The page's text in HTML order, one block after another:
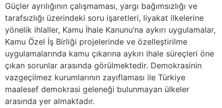
Güçler ayrılığının çalışmaması, yargı bağımsızlığı ve
tarafsızlığı üzerindeki soru işaretleri, liyakat ilkelerine
yönelik ihlaller, Kamu İhale Kanunu’na aykırı uygulamalar,
Kamu Özel İş Birliği projelerinde ve özelleştirilme
uygulamalarında kamu çıkarına aykırı ihale süreçleri öne
çıkan sorunlar arasında görülmektedir. Demokrasinin
vazgeçilmez kurumlarının zayıflaması ile Türkiye
maalesef demokrasi geleneği bulunmayan ülkeler
arasında yer almaktadır.